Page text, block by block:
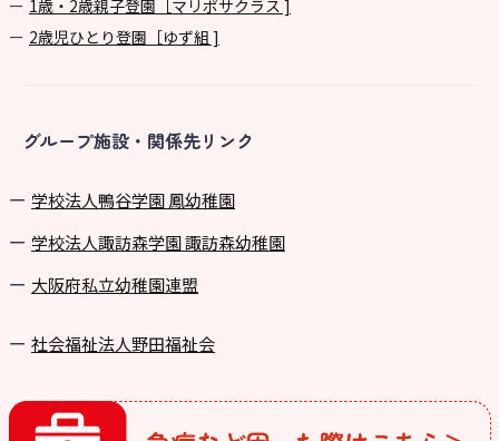
1歳・2歳親子登園［マリポサクラス ]
2歳児ひとり登園［ゆず組 ]
グループ施設・関係先リンク
学校法⼈鴨⾕学園 鳳幼稚園
学校法⼈諏訪森学園 諏訪森幼稚園
⼤阪府私⽴幼稚園連盟
社会福祉法人野田福祉会